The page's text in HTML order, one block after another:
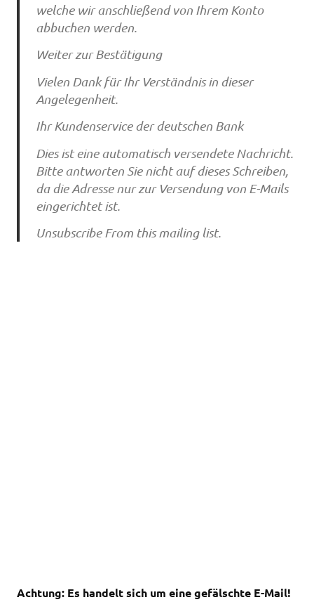
welche wir anschließend von Ihrem Konto
abbuchen werden.
Weiter zur Bestätigung
Vielen Dank für Ihr Verständnis in dieser
Angelegenheit.
Ihr Kundenservice der deutschen Bank
Dies ist eine automatisch versendete Nachricht.
Bitte antworten Sie nicht auf dieses Schreiben,
da die Adresse nur zur Versendung von E-Mails
eingerichtet ist.
Unsubscribe From this mailing list.
Achtung: Es handelt sich um eine gefälschte E-Mail!